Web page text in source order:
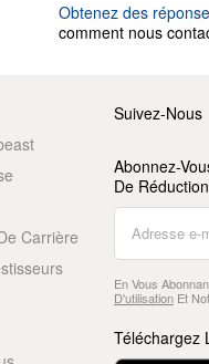
Obtenez des
comment nous
Carrière
Suivez-Nous
Abonnez-
De
En Vous
D'utilisationEt
Téléchargez